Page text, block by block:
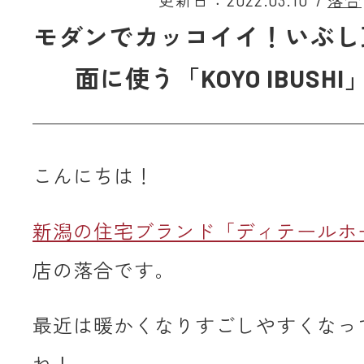
モダンでカッコイイ！いぶ
面に使う「KOYO IBUSHI
こんにちは！
新潟の住宅ブランド「ディテールホ
店の落合です。
最近は暖かくなりすごしやすくな